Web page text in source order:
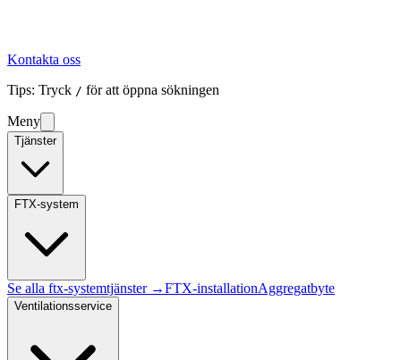
Kontakta oss
Tips: Tryck / för att öppna sökningen
Meny
Tjänster
FTX-system
Se alla ftx-systemtjänster →FTX-installationAggregatbyte
Ventilationsservice